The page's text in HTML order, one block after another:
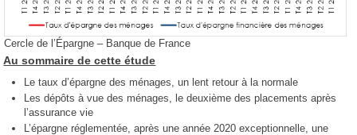
Cercle de l’Épargne – Banque de France
Au sommaire de cette étude
Le taux d’épargne des ménages, un lent retour à la normale
Les dépôts à vue des ménages, le deuxième des placements après
l’assurance vie
L’épargne réglementée, après une année 2020 exceptionnelle, une